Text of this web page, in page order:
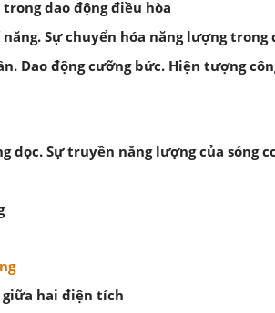
dao động điều hòa
năng. Sự chuyển hóa năng lượng trong
Dao động cưỡng bức. Hiện tượng
dọc. Sự truyền năng lượng của sóng
giữa hai điện tích